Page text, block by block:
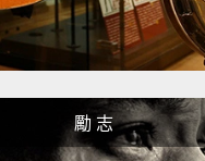
勵 志